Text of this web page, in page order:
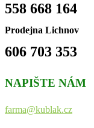
558 668 164
Prodejna Lichnov
606 703 353
NAPIŠTE NÁM
farma@kublak.cz